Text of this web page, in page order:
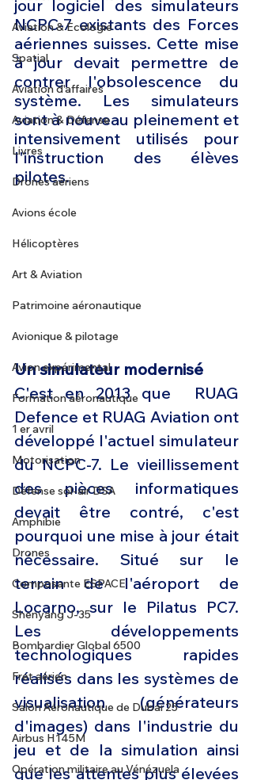
Aviation & Ecologie
Spatial
Aviation d'affaires
Aviation & Défense
Livres
Drones aériens
Avions école
Hélicoptères
Art & Aviation
Patrimoine aéronautique
Avionique & pilotage
Avion expérimental
Formation aéronautique
1 er avril
Motorisation
Défense sol-air DSA
Amphibie
Drones
Composante ESPACE
Shenyang J-35
Bombardier Global 6500
Fret aérien
Salon Aéronautique de Dubaï 25
Airbus H145M
Opération militaire au Vénézuela
jour logiciel des simulateurs
NCPC-7 existants des Forces
aériennes suisses. Cette mise
à jour devait permettre de
contrer l'obsolescence du
système. Les simulateurs
sont à nouveau pleinement et
intensivement utilisés pour
l'instruction des élèves
pilotes.
Un simulateur modernisé
C'est en 2013 que  RUAG
Defence et RUAG Aviation ont
développé l'actuel simulateur
du NCPC-7. Le vieillissement
des pièces informatiques
devait être contré, c'est
pourquoi une mise à jour était
nécessaire. Situé sur le
terrain de l'aéroport de
Locarno, sur le Pilatus PC7.
Les développements
technologiques rapides
réalisés dans les systèmes de
visualisation (générateurs
d'images) dans l'industrie du
jeu et de la simulation ainsi
que les attentes plus élevées